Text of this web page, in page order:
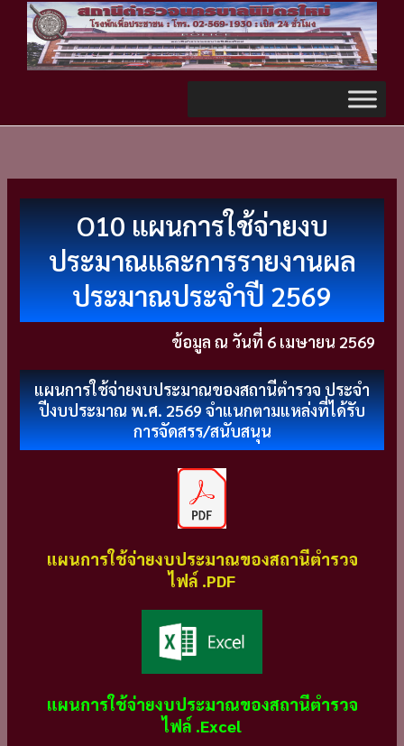
content
O10 แผนการใช้จ่ายงบ
ประมาณและการรายงานผล
ประมาณประจำปี 2569
ข้อมูล ณ วันที่ 6 เมษายน 2569
แผนการใช้จ่ายงบประมาณของสถานีตํารวจ ประจํา
ปีงบประมาณ พ.ศ. 2569 จําแนกตามแหล่งที่ได้รับ
การจัดสรร/สนับสนุน
แผนการใช้จ่ายงบประมาณของสถานีตำรวจ
ไฟล์ .PDF
แผนการใช้จ่ายงบประมาณของสถานีตำรวจ
ไฟล์ .Excel
TikTok